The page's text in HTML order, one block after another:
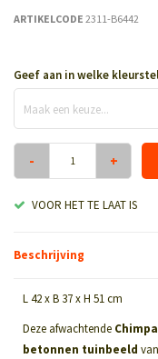
ARTIKELCODE 2311-B6442
Geef aan in welke
Maak een keuze...
- +
VOOR HET TE LAAT IS
Beschrijving
L 42 x B 37 x H 51 cm
Deze afwachtende
betonnen tuinbeeld